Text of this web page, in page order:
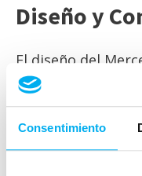
Consentimiento
Diseño y
El diseño del
maestra de
exterior
dan una
carretera. Por